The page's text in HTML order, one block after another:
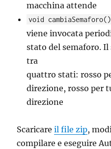
macchina attende
void cambiaSemaforo()
viene invocata
stato del semaforo. Il
tra
quattro stati: rosso
direzione, rosso per
direzione
Scaricareil file zip,
compilare e eseguire